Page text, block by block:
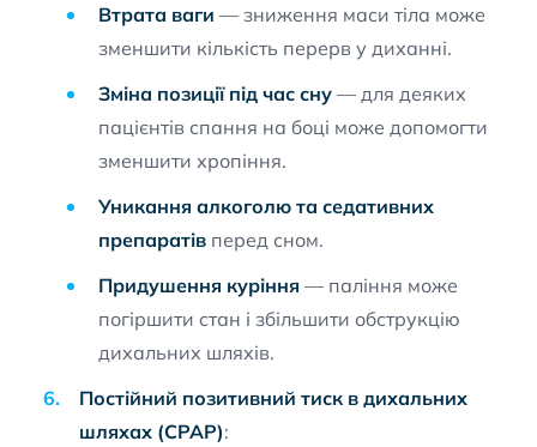
Втрата ваги — зниження маси тіла може
зменшити кількість перерв у диханні.
Зміна позиції під час сну — для деяких
пацієнтів спання на боці може допомогти
зменшити хропіння.
Уникання алкоголю та седативних
препаратів перед сном.
Придушення куріння — паління може
погіршити стан і збільшити обструкцію
дихальних шляхів.
Постійний позитивний тиск в дихальних
шляхах (CPAP):